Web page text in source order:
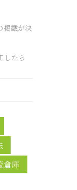
掲載が決
したら
倉庫